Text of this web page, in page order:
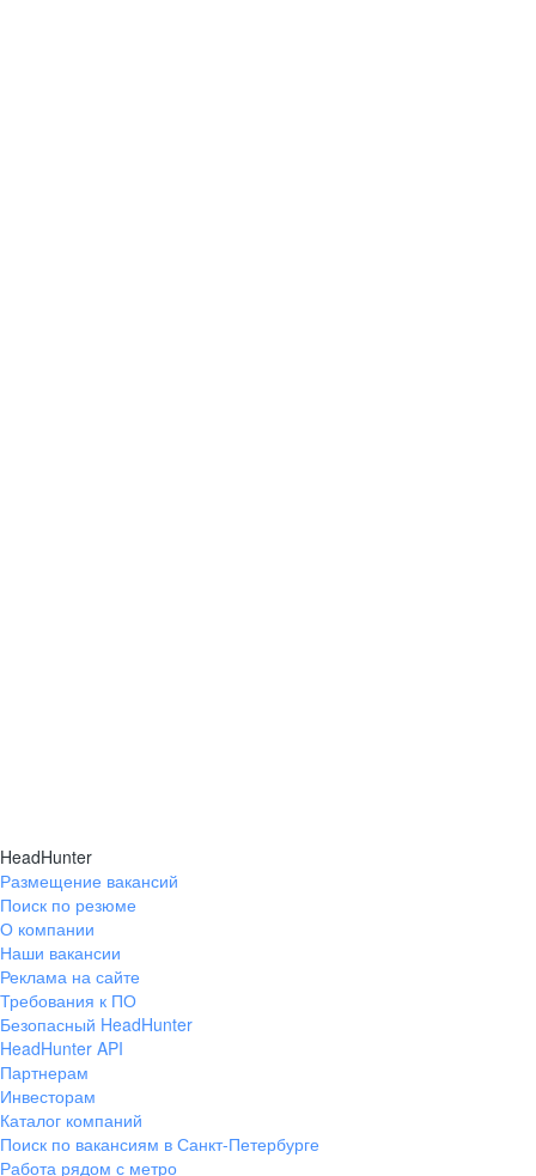
HeadHunter
Размещение вакансий
Поиск по резюме
О компании
Наши вакансии
Реклама на сайте
Требования к ПО
Безопасный HeadHunter
HeadHunter API
Партнерам
Инвесторам
Каталог компаний
Поиск по вакансиям в Санкт-Петербурге
Работа рядом с метро